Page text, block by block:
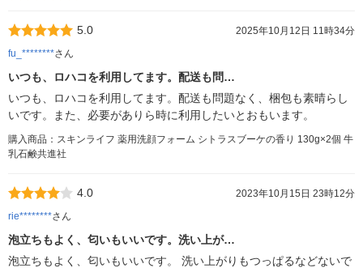
5.0
2025年10月12日 11時34分
fu_********さん
いつも、ロハコを利用してます。配送も問…
いつも、ロハコを利用してます。配送も問題なく、梱包も素晴らし
いです。また、必要がありら時に利用したいとおもいます。
購入商品：スキンライフ 薬用洗顔フォーム シトラスブーケの香り 130g×2個 牛
乳石鹸共進社
4.0
2023年10月15日 23時12分
rie********さん
泡立ちもよく、匂いもいいです。洗い上が…
泡立ちもよく、匂いもいいです。 洗い上がりもつっぱるなどないで